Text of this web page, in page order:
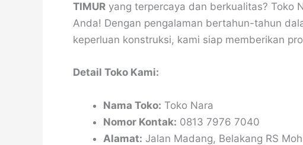
TIMUR yang terpercaya dan berkualitas? Toko
Anda! Dengan pengalaman bertahun-tahun
keperluan konstruksi, kami siap memberikan
Detail Toko Kami:
Nama Toko: Toko Nara
Nomor Kontak: 0813 7976 7040
Alamat: Jalan Madang, Belakang RS